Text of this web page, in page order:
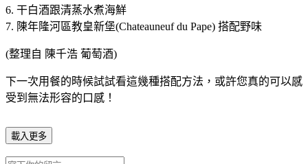
6. 干白酒跟清蒸水煮海鮮
7. 陳年隆河區教皇新堡(Chateauneuf du Pape) 搭配野味
(整理自 陳千浩 葡萄酒)
下一次用餐的時候試試看這幾種搭配方法，或許您真的可以感
受到無法形容的口感！
載入更多